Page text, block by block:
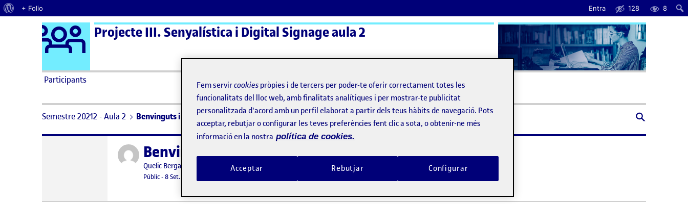
Quant al WordPress
+ Folio Entra 128 8
Saltar al contingut Logo Ágora
Projecte III. Senyalística i Digital Signage aula 2
Participants ActiFolios Ajuda
Semestre 20212 - Aula 2 Benvinguts i benvingudes!
Publicat perBenvinguts i benvingudes!
Publicat per
Quelic Berga Carreras
Visibilitat:
Públic-Data de publicació
8 Set. 2021
Fem servircookies pròpies i de tercers per poder-te oferir correctament totes les
funcionalitats del lloc web, amb finalitats analítiques i per mostrar-te publicitat
personalitzada d'acord amb un perfil elaborat a partir dels teus hàbits de navegació. Pots
acceptar, rebutjar o configurar les teves preferències fent clic a sota, o obtenir-ne més
informació en la nostra política de cookies.
Rebutjar
Acceptar Configurar